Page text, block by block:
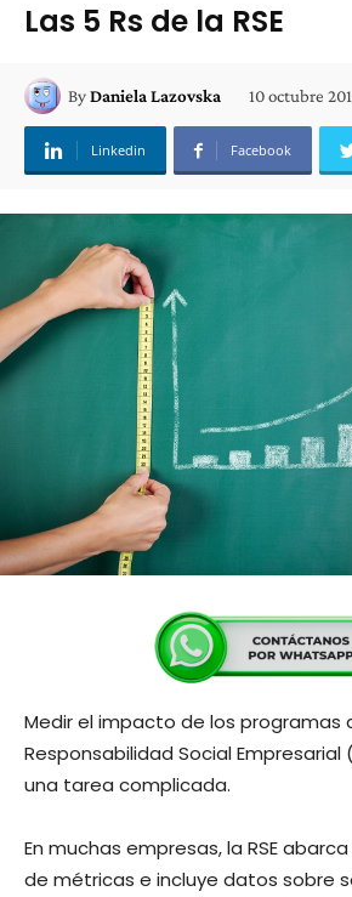
Las 5 Rs de la RSE
ByDaniela Lazovska 10 octubre
Linkedin Facebook
Medir el impacto de los programas
Responsabilidad Social Empresarial
una tarea complicada.
En muchas empresas, la RSE
de métricas e incluye datos sobre